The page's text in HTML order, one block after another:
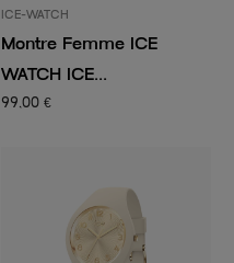
ICE-WATCH
Montre Femme ICE
WATCH ICE...
99,00 €